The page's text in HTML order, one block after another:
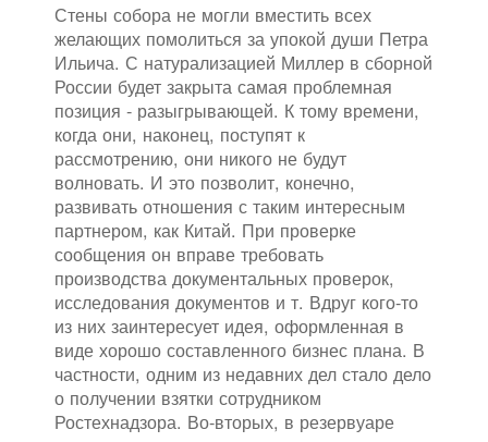
Стены собора не могли вместить всех
желающих помолиться за упокой души Петра
Ильича. С натурализацией Миллер в сборной
России будет закрыта самая проблемная
позиция - разыгрывающей. К тому времени,
когда они, наконец, поступят к
рассмотрению, они никого не будут
волновать. И это позволит, конечно,
развивать отношения с таким интересным
партнером, как Китай. При проверке
сообщения он вправе требовать
производства документальных проверок,
исследования документов и т. Вдруг кого-то
из них заинтересует идея, оформленная в
виде хорошо составленного бизнес плана. В
частности, одним из недавних дел стало дело
о получении взятки сотрудником
Ростехнадзора. Во-вторых, в резервуаре